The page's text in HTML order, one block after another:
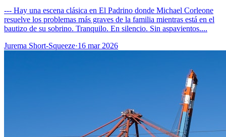
--- Hay una escena clásica en El Padrino donde Michael Corleone
resuelve los problemas más graves de la familia mientras está en el
bautizo de su sobrino. Tranquilo. En silencio. Sin aspavientos....
Jurema Short-Squeeze·16 mar 2026